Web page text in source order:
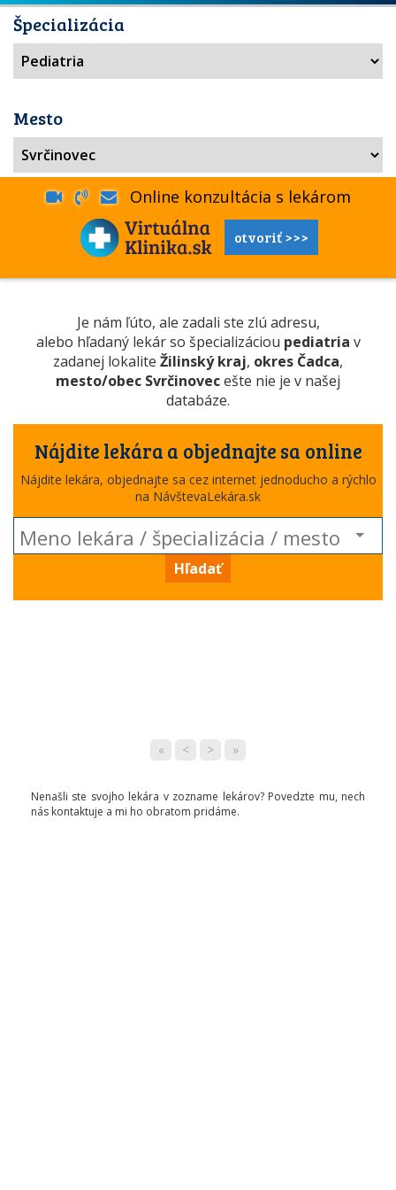
Špecializácia
Mesto
Online konzultácia s lekárom
otvoriť >>>
Je nám ľúto, ale zadali ste zlú adresu,
alebo hľadaný lekár so špecializáciou pediatria v
zadanej lokalite Žilinský kraj, okres Čadca,
mesto/obec Svrčinovecešte nie je v našej
databáze.
Nájdite lekára a objednajte sa online
Nájdite lekára, objednajte sa cez internet jednoducho a rýchlo
na NávštevaLekára.sk
Hľadať
« < > »
Nenašli ste svojho lekára v zozname lekárov? Povedzte mu, nech
nás kontaktuje a mi ho obratom pridáme.